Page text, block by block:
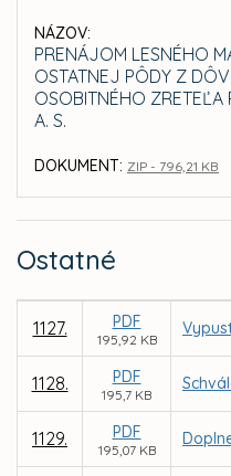
NÁZOV:
PRENÁJOM LESNÉHO
OSTATNEJ PÔDY Z
OSOBITNÉHO ZRETEĽA
A. S.
DOKUMENT: ZIP - 796,21 KB
Ostatné
1127. PDF
195,92 KB
1128. PDF
195,7 KB
1129. PDF
195,07 KB